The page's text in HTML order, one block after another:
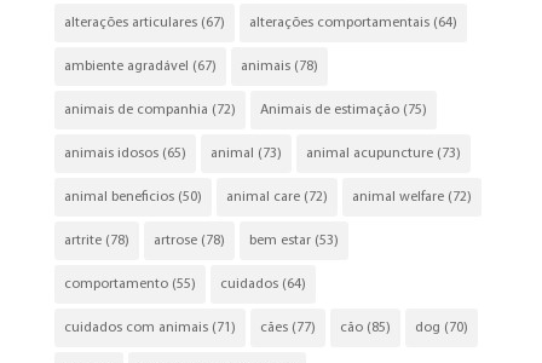
alterações articulares(67) alterações comportamentais(64)
ambiente agradável (67) animais(78)
animais de companhia (72) Animais de estimação(75)
animais idosos(65) animal (73) animal acupuncture(73)
animal beneficios(50) animal care(72) animal welfare(72)
artrite(78) artrose(78) bem estar(53)
comportamento(55) cuidados(64)
cuidados com animais(71) cães(77) cão(85) dog (70)